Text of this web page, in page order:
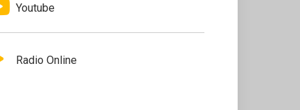
Youtube
Radio Online